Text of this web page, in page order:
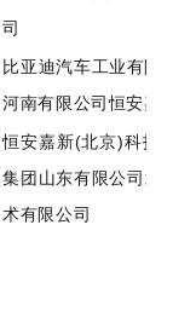
司
比亚迪汽车工业有限
河南有限公司恒安嘉
恒安嘉新(北京)科技
集团山东有限公司 北
术有限公司